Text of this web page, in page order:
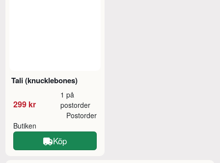
Tali (knucklebones)
299 kr
1 på
postorder
Butiken
Postorder
Köp